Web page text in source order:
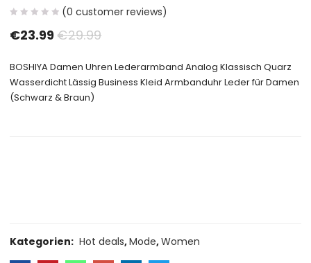
(0 customer reviews)
€23.99€29.99
BOSHIYA Damen Uhren Lederarmband Analog Klassisch Quarz
Wasserdicht Lässig Business Kleid Armbanduhr Leder für Damen
(Schwarz & Braun)
Kategorien: Hot deals,Mode,Women